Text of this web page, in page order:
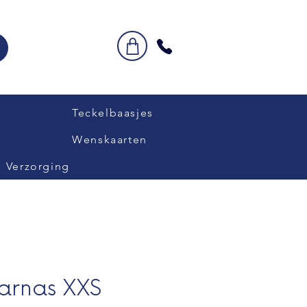
Teckelbaasjes
Wenskaarten
Verzorging
XXS